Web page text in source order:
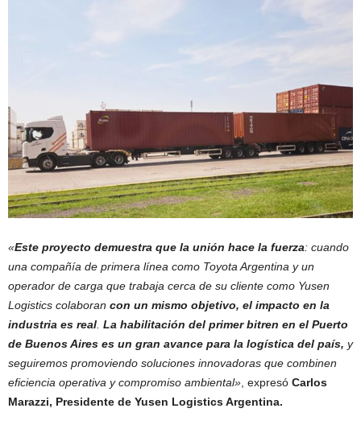
«Este proyecto demuestra que la unión hace la fuerza: cuando
una compañía de primera línea como Toyota Argentina y un
operador de carga que trabaja cerca de su cliente como Yusen
Logistics colaboran con un mismo objetivo, el impacto en la
industria es real. La habilitación del primer bitren en el Puerto
de Buenos Aires es un gran avance para la logística del país, y
seguiremos promoviendo soluciones innovadoras que combinen
eficiencia operativa y compromiso ambiental», expresó Carlos
Marazzi, Presidente de Yusen Logistics Argentina.